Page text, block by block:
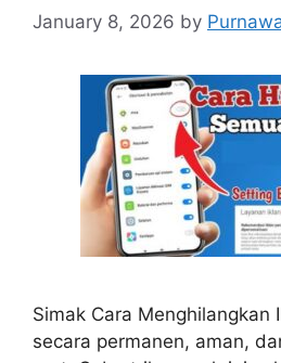
January 8, 2026 by
Simak Cara Menghilangkan
secara permanen, aman,